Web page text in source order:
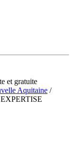
et gratuite
Aquitaine /